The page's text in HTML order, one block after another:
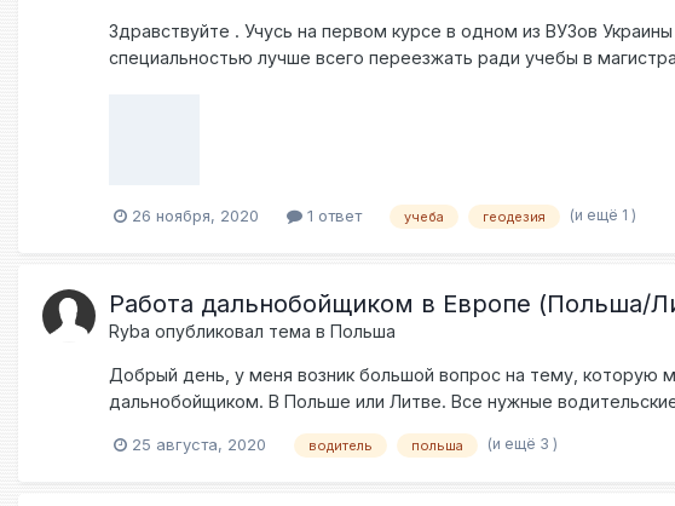
Здравствуйте . Учусь на первом курсе в одном из ВУЗов
специальностью лучше всего переезжать ради учебы в
26 ноября, 2020 1 ответ учеба геодезия (и ещё 1 )
Работа дальнобойщиком в Европе (Польша/
Ryba опубликовал тема в Польша
Добрый день, у меня возник большой вопрос на тему, которую
дальнобойщиком. В Польше или Литве. Все нужные
вопрос, какой минимальный опыт нужен, чтобы потом
25 августа, 2020 водитель польша (и ещё 3 )